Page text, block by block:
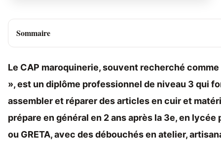
Sommaire
Le CAP maroquinerie, souvent recherché
», est un diplôme professionnel de niveau 3 qui
assembler et réparer des articles en cuir et
prépare en général en 2 ans après la 3e, en lycée
ou GRETA, avec des débouchés en atelier,